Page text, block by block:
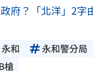
府？「北洋」2字
永和 永和警分局
槍